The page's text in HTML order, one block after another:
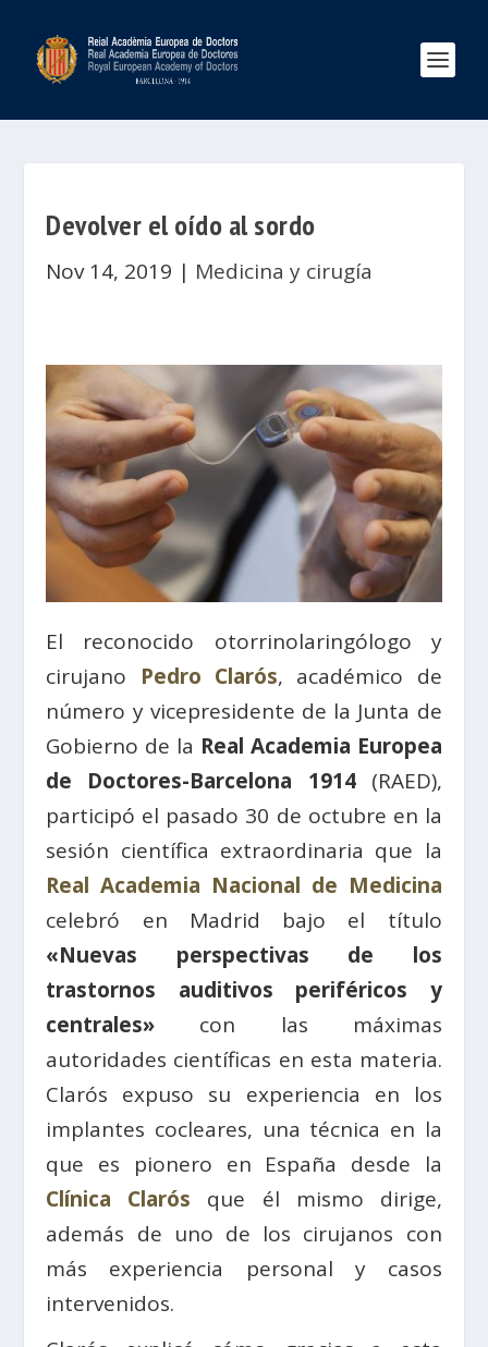
Devolver el oído al sordo
Nov 14, 2019 | Medicina y cirugía
El reconocido otorrinolaringólogo y
cirujano Pedro Clarós, académico de
número y vicepresidente de la Junta de
Gobierno de la Real Academia Europea
de Doctores-Barcelona 1914(RAED),
participó el pasado 30 de octubre en la
sesión científica extraordinaria que la
Real Academia Nacional de Medicina
celebró en Madrid bajo el título
«Nuevas perspectivas de los
trastornos auditivos periféricos y
centrales» con las máximas
autoridades científicas en esta materia.
Clarós expuso su experiencia en los
implantes cocleares, una técnica en la
que es pionero en España desde la
Clínica Clarós que él mismo dirige,
además de uno de los cirujanos con
más experiencia personal y casos
intervenidos.